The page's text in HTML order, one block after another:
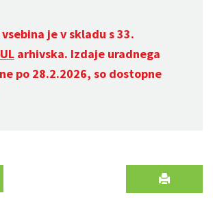
je v skladu s 33.
arhivska. Izdaje uradnega
po 28.2.2026, so dostopne